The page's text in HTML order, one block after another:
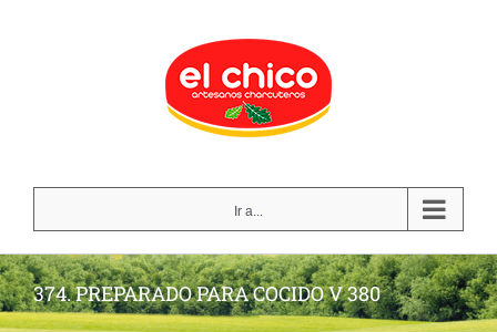
Ir a...
374. PREPARADO PARA COCIDO V 380